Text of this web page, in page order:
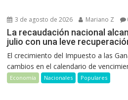
3 de agosto de 2026 Mariano Z
La recaudación nacional
julio con una leve
El crecimiento del Impuesto a las
cambios en el calendario de
Economía Nacionales Populares